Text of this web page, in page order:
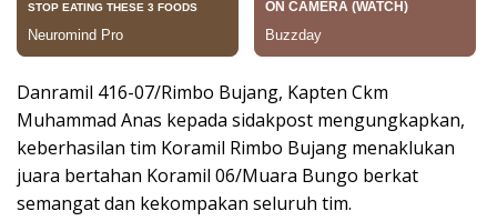
Danramil 416-07/Rimbo Bujang, Kapten Ckm
Muhammad Anas kepada sidakpost mengungkapkan,
keberhasilan tim Koramil Rimbo Bujang menaklukan
juara bertahan Koramil 06/Muara Bungo berkat
semangat dan kekompakan seluruh tim.